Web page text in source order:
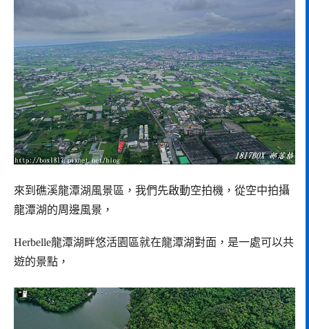
來到礁溪龍潭湖風景區，我們先啟動空拍機，從空中拍攝
龍潭湖的周邊風景，
Herbelle龍潭湖畔悠活園區就在龍潭湖對面，是一處可以共
遊的景點，